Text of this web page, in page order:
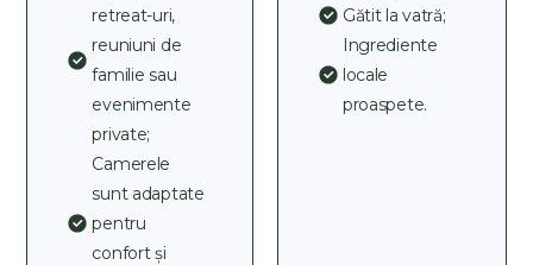
retreat-uri,
reuniuni de
familie sau
evenimente
private;
Camerele
sunt adaptate
pentru
confort și
Gătit la vatră;
Ingrediente
locale
proaspete.